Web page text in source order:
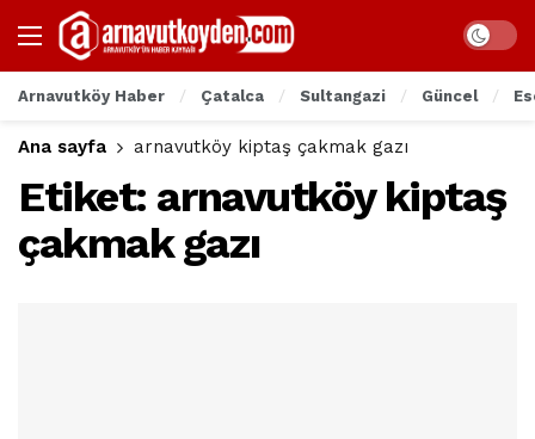
Arnavutköy Haber Çatalca Sultangazi Güncel
Ana sayfa arnavutköy kiptaş çakmak gazı
Etiket: arnavutköy kiptaş
çakmak gazı